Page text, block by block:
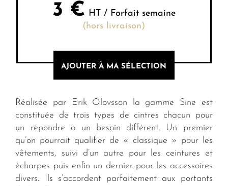
3 € HT / Forfait semaine
(hors livraison)
AJOUTER À MA SÉLECTION
Réalisée par Erik Olovsson la gamme Sine est
constituée de trois types de cintres chacun pour
un répondre à un besoin différent. Un premier
qu’on pourrait qualifier de « classique » pour les
vêtements, suivi d’un autre pour les ceintures et
écharpes puis enfin un dernier pour les accessoires
divers. Ils s’accordent parfaitement aux portants